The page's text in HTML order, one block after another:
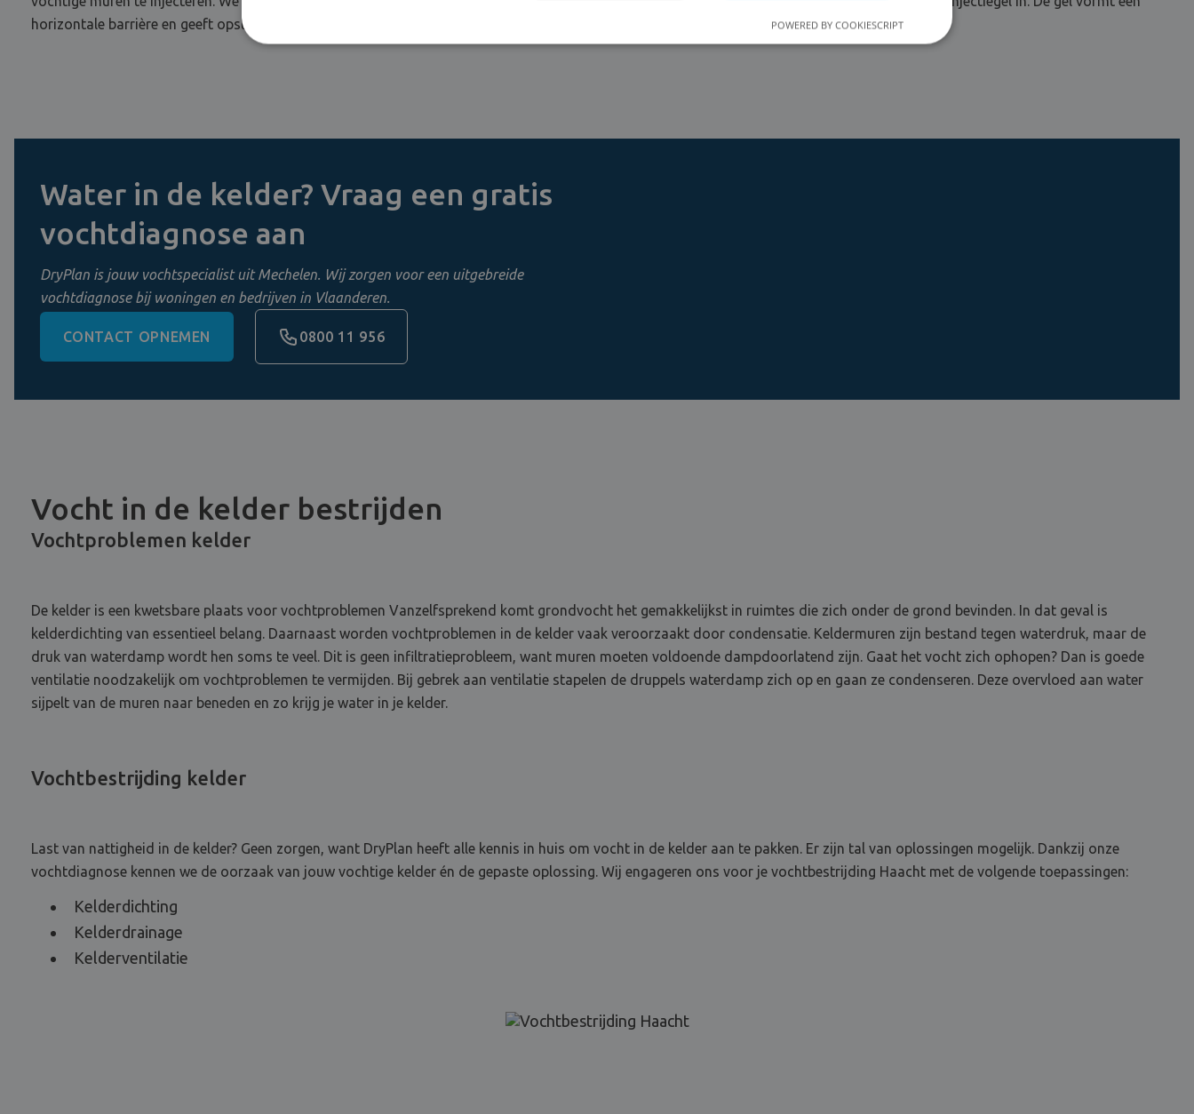
horizontale barrière en geeft opstijgend vocht geen kans. Klaar? We sluiten af met een piekfijne afwerking en laten alles proper achter.
Water in de kelder? Vraag een gratis
vochtdiagnose aan
DryPlan is jouw vochtspecialist uit Mechelen. Wij zorgen voor een uitgebreide
vochtdiagnose bij woningen en bedrijven in Vlaanderen.
CONTACT OPNEMEN 0800 11 956
Vocht in de kelder bestrijden
Vochtproblemen kelder
De kelder is een kwetsbare plaats voor vochtproblemen Vanzelfsprekend komt grondvocht het gemakkelijkst in ruimtes die zich onder de grond bevinden. In dat geval is
kelderdichting van essentieel belang. Daarnaast worden vochtproblemen in de kelder vaak veroorzaakt door condensatie. Keldermuren zijn bestand tegen waterdruk, maar de
druk van waterdamp wordt hen soms te veel. Dit is geen infiltratieprobleem, want muren moeten voldoende dampdoorlatend zijn. Gaat het vocht zich ophopen? Dan is goede
ventilatie noodzakelijk om vochtproblemen te vermijden. Bij gebrek aan ventilatie stapelen de druppels waterdamp zich op en gaan ze condenseren. Deze overvloed aan water
sijpelt van de muren naar beneden en zo krijg je water in je kelder.
Vochtbestrijding kelder
Last van nattigheid in de kelder? Geen zorgen, want DryPlan heeft alle kennis in huis om vocht in de kelder aan te pakken. Er zijn tal van oplossingen mogelijk. Dankzij onze
vochtdiagnose kennen we de oorzaak van jouw vochtige kelder én de gepaste oplossing. Wij engageren ons voor je vochtbestrijding Haacht met de volgende toepassingen:
Kelderdichting
Kelderdrainage
Kelderventilatie
POWERED BY COOKIESCRIPT